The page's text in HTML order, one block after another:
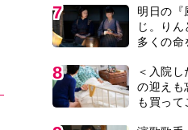
タバレあ
7
明日の『
じ。りん
多くの命
タバレあ
8
＜入院
の迎えも
も買って